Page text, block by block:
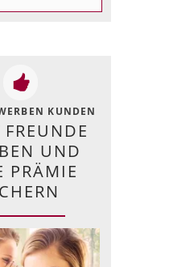
KUNDEN
FREUNDE
UND
PRÄMIE